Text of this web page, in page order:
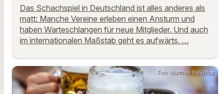
Das Schachspiel in Deutschland ist alles anderes als
matt: Manche Vereine erleben einen Ansturm und
haben Warteschlangen für neue Mitglieder. Und auch
im internationalen Maßstab geht es aufwärts. …
Foto: Matthias Balk/dpa